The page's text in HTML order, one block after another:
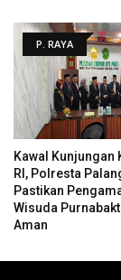
P. RAYA
Kawal Kunjungan
RI, Polresta
Pastikan
Wisuda
Aman